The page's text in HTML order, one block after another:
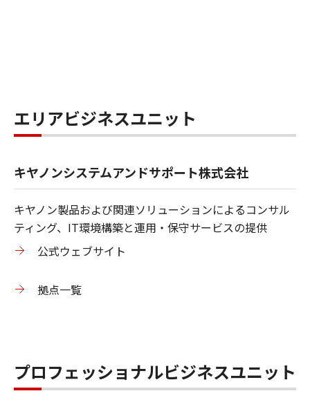
エリアビジネスユニット
キヤノンシステムアンドサポート株式会社
キヤノン製品および関連ソリューションによるコンサル
ティング、IT環境構築と運用・保守サービスの提供
公式ウェブサイト
拠点一覧
プロフェッショナルビジネスユニット